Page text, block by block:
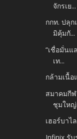
จักรเย...
กกท. ปลุ
มิคุ้มกั...
“เชื่อมั่น
เท...
กล้ามเนื้
สมาคมกี
ชุมใหญ่
เฮอร์บาไ